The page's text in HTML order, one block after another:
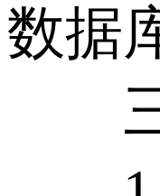
数据
三